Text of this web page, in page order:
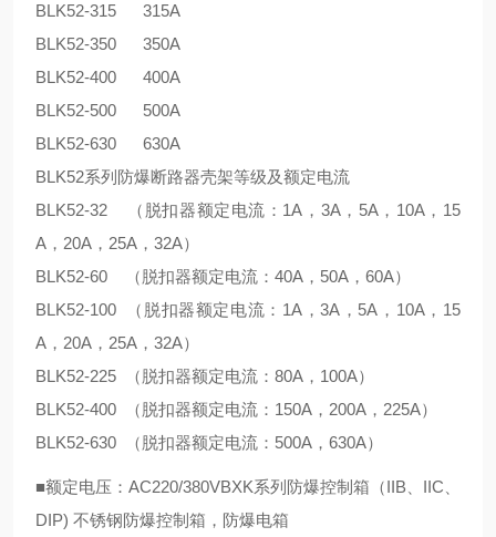
BLK52-315 315A
BLK52-350 350A
BLK52-400 400A
BLK52-500 500A
BLK52-630 630A
BLK52系列防爆断路器壳架等级及额定电流
BLK52-32 （脱扣器额定电流：1A，3A，5A，10A，15
A，20A，25A，32A）
BLK52-60 （脱扣器额定电流：40A，50A，60A）
BLK52-100 （脱扣器额定电流：1A，3A，5A，10A，15
A，20A，25A，32A）
BLK52-225 （脱扣器额定电流：80A，100A）
BLK52-400 （脱扣器额定电流：150A，200A，225A）
BLK52-630 （脱扣器额定电流：500A，630A）
■额定电压：AC220/380VBXK系列防爆控制箱（IIB、IIC、
DIP) 不锈钢防爆控制箱，防爆电箱